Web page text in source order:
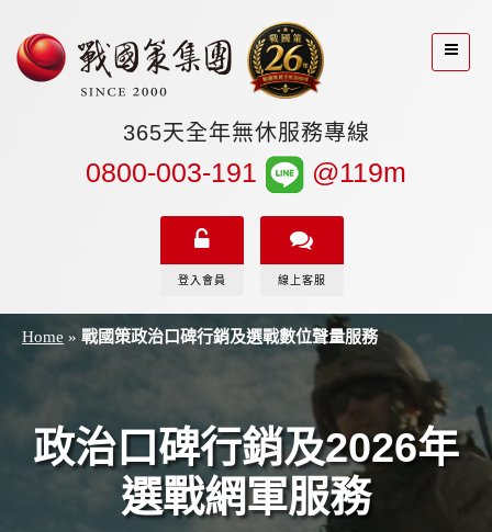
365天全年無休服務專線
0800-003-191 @119m
登入會員 線上客服
Home » 戰國策政治口碑行銷及選戰數位聲量服務
政治口碑行銷及2026年
選戰網軍服務